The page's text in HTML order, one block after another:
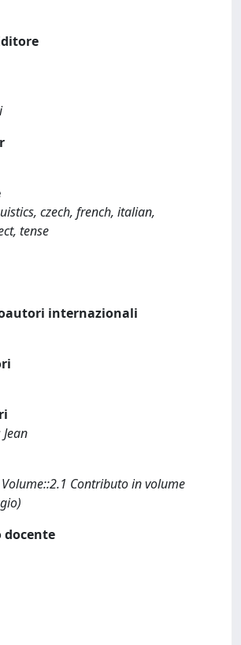
czech, french, italian,
tense
internazionali
Contributo in volume
docente